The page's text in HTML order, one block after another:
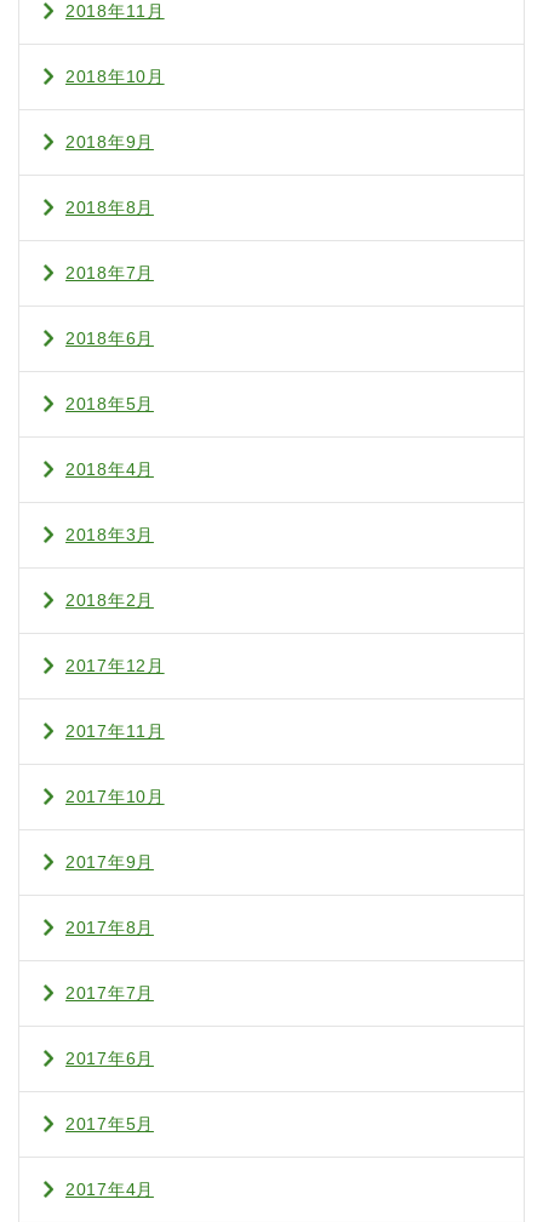
2018年11月
2018年10月
2018年9月
2018年8月
2018年7月
2018年6月
2018年5月
2018年4月
2018年3月
2018年2月
2017年12月
2017年11月
2017年10月
2017年9月
2017年8月
2017年7月
2017年6月
2017年5月
2017年4月